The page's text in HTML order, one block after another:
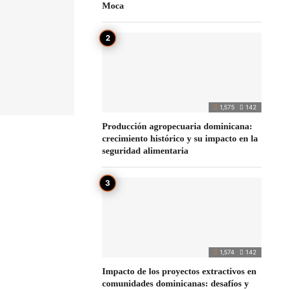
Moca
1,575 142
Producción agropecuaria dominicana:
crecimiento histórico y su impacto en la
seguridad alimentaria
1,574 142
Impacto de los proyectos extractivos en
comunidades dominicanas: desafíos y